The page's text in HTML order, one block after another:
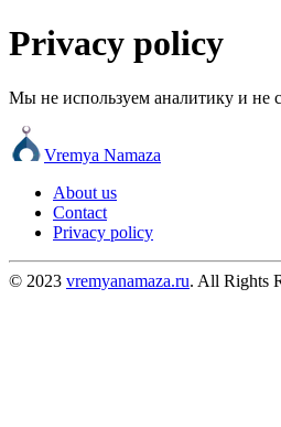
Privacy policy
Мы не используем аналитику и не
Vremya Namaza
About us
Contact
Privacy policy
© 2023 vremyanamaza.ru. All Rights